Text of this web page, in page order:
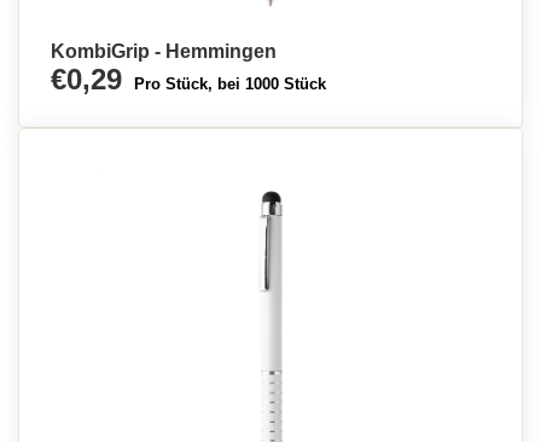
KombiGrip - Hemmingen
€0,29 Pro Stück, bei 1000 Stück